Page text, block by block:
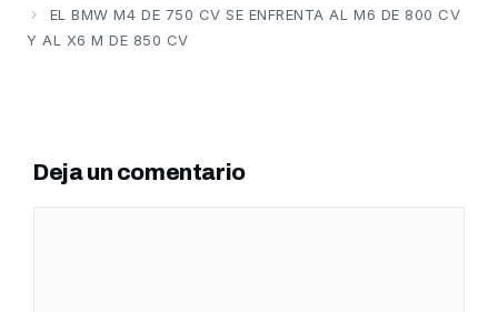
EL BMW M4 DE 750 CV SE ENFRENTA AL M6 DE 800 CV
Y AL X6 M DE 850 CV
Deja un comentario